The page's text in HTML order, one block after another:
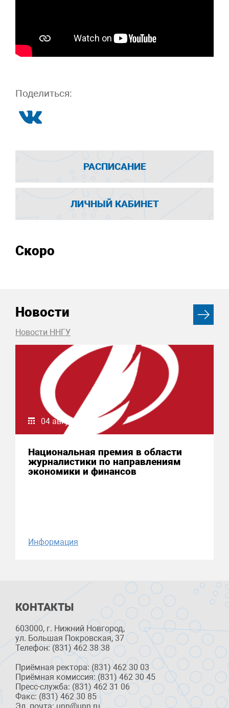
Поделиться:
РАСПИСАНИЕ
ЛИЧНЫЙ КАБИНЕТ
Скоро
Новости
Новости ННГУ
04 августа 2026
Национальная премия в области
журналистики по направлениям
экономики и финансов
Информация
КОНТАКТЫ
603000, г. Нижний Новгород,
ул. Большая Покровская, 37
Телефон: (831) 462 38 38
Приёмная ректора: (831) 462 30 03
Приёмная комиссия: (831) 462 30 45
Пресс-служба: (831) 462 31 06
Факс: (831) 462 30 85